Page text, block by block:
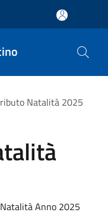
Natalità 2025
Anno 2025